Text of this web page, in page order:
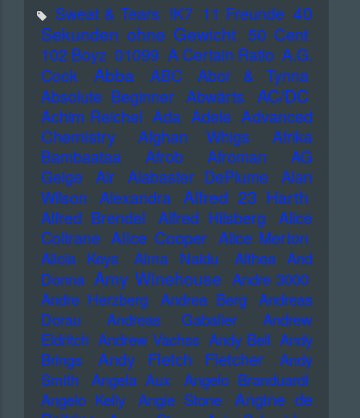
Sweat & Tears !K7 11 Freunde 40
Sekunden ohne Gewicht 50 Cent
102 Boyz 01099 A Certain Ratio A.G.
Cook
Abba ABC
Abor & Tynna
Absolute Beginner Abwärts AC/DC
Achim Reichel Ada Adele Advanced
Chemistry
Afghan Whigs
Afrika
Bambaataa
Afrob Afroman
AG
Geige
Air Alabaster DePlume
Alan
Wilson Alexandra Alfred 23 Harth
Alfred Brendel Alfred Hilsberg
Alice
Coltrane Alice Cooper Alice Merton
Alicia Keys Alma Naidu
Althea And
Donna Amy Winehouse Andre 3000
Andre Herzberg
Andrea Berg
Andreas
Dorau
Andreas Gabalier
Andrew
Eldritch Andrew Vachss Andy Bell Andy
Brings
Andy Fletch Fletcher
Andy
Smith
Angela Aux
Angelo Branduardi
Angelo Kelly
Angie Stone
Angine de